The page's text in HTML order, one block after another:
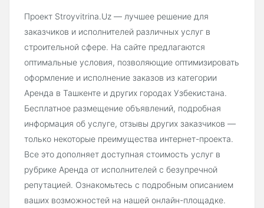
Проект Stroyvitrina.Uz — лучшее решение для
заказчиков и исполнителей различных услуг в
строительной сфере. На сайте предлагаются
оптимальные условия, позволяющие оптимизировать
оформление и исполнение заказов из категории
Аренда в Ташкенте и других городах Узбекистана.
Бесплатное размещение объявлений, подробная
информация об услуге, отзывы других заказчиков —
только некоторые преимущества интернет-проекта.
Все это дополняет доступная стоимость услуг в
рубрике Аренда от исполнителей с безупречной
репутацией. Ознакомьтесь с подробным описанием
ваших возможностей на нашей онлайн-площадке.